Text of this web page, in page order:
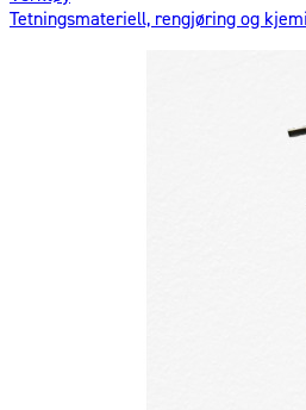
Tetningsmateriell, rengjøring og